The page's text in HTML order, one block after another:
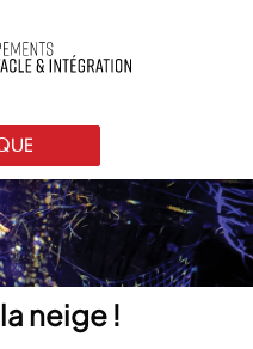
neige !